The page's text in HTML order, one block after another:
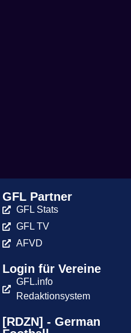
GFL Partner
GFL Stats
GFL TV
AFVD
Login für Vereine
GFL.info
Redaktionsystem
[RDZN] - German